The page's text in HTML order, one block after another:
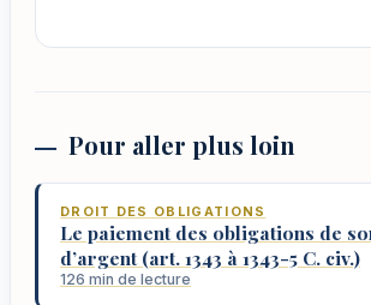
Pour aller plus loin
DROIT DES OBLIGATIONS
Le paiement des obligations de
d’argent (art. 1343 à 1343-5 C. civ.)
126 min de lecture